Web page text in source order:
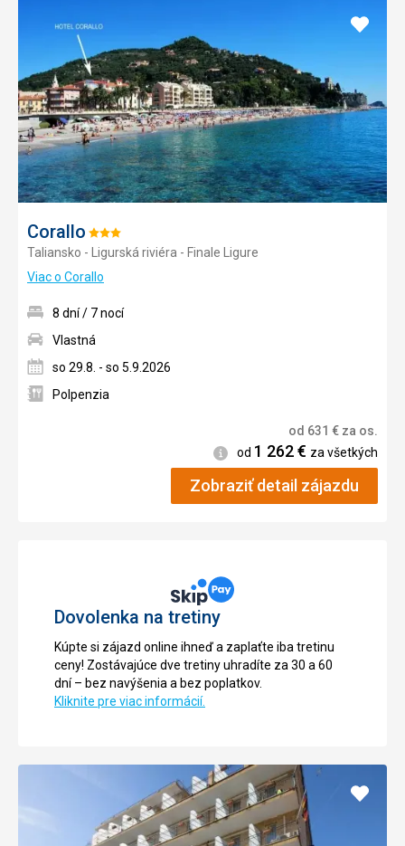
Corallo Hodnotenie:
3/5
Taliansko - Ligurská riviéra - Finale Ligure
Viac o Corallo
Pridať
8 dní / 7 nocí
Vlastná
so 29.8. - so 5.9.2026
Polpenzia
od 631 € za os.
Informácie
od 1 262€ za všetkých
Zobraziť detail zájazdu
Dovolenka na tretiny
Kúpte si zájazd online ihneď a zaplaťte iba tretinu
ceny! Zostávajúce dve tretiny uhradíte za 30 a 60
dní – bez navýšenia a bez poplatkov.
Kliknite pre viac informácií.
Pridať